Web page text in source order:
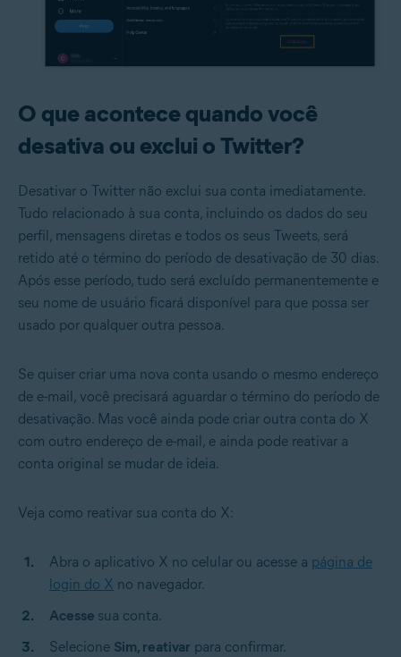
O que acontece quando você
desativa ou exclui o Twitter?
Desativar o Twitter não exclui sua conta imediatamente.
Tudo relacionado à sua conta, incluindo os dados do seu
perfil, mensagens diretas e todos os seus Tweets, será
retido até o término do período de desativação de 30 dias.
Após esse período, tudo será excluído permanentemente e
seu nome de usuário ficará disponível para que possa ser
usado por qualquer outra pessoa.
Se quiser criar uma nova conta usando o mesmo endereço
de e-mail, você precisará aguardar o término do período de
desativação. Mas você ainda pode criar outra conta do X
com outro endereço de e-mail, e ainda pode reativar a
conta original se mudar de ideia.
Veja como reativar sua conta do X:
Abra o aplicativo X no celular ou acesse a página de
login do X no navegador.
Acesse sua conta.
Selecione Sim, reativar para confirmar.